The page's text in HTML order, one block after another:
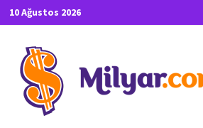
İçeriğe
geç
10 Ağustos 2026